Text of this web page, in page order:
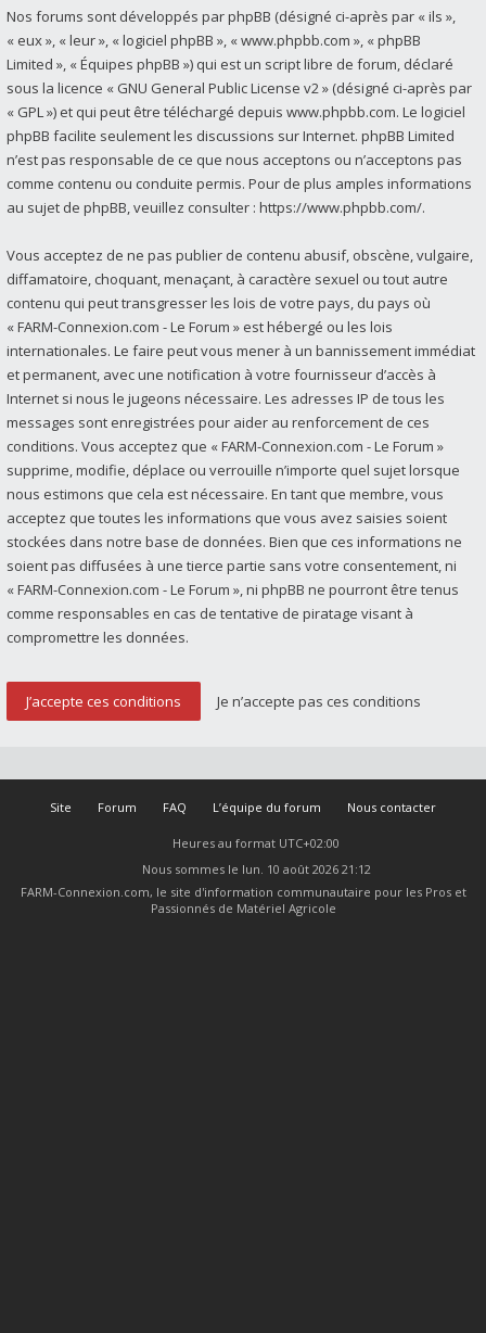
Nos forums sont développés par phpBB (désigné ci-après par « ils »,
« eux », « leur », « logiciel phpBB », « www.phpbb.com », « phpBB
Limited », « Équipes phpBB ») qui est un script libre de forum, déclaré
sous la licence « GNU General Public License v2» (désigné ci-après par
« GPL ») et qui peut être téléchargé depuis www.phpbb.com. Le logiciel
phpBB facilite seulement les discussions sur Internet. phpBB Limited
n’est pas responsable de ce que nous acceptons ou n’acceptons pas
comme contenu ou conduite permis. Pour de plus amples informations
au sujet de phpBB, veuillez consulter : https://www.phpbb.com/.
Vous acceptez de ne pas publier de contenu abusif, obscène, vulgaire,
diffamatoire, choquant, menaçant, à caractère sexuel ou tout autre
contenu qui peut transgresser les lois de votre pays, du pays où
« FARM-Connexion.com - Le Forum » est hébergé ou les lois
internationales. Le faire peut vous mener à un bannissement immédiat
et permanent, avec une notification à votre fournisseur d’accès à
Internet si nous le jugeons nécessaire. Les adresses IP de tous les
messages sont enregistrées pour aider au renforcement de ces
conditions. Vous acceptez que « FARM-Connexion.com - Le Forum »
supprime, modifie, déplace ou verrouille n’importe quel sujet lorsque
nous estimons que cela est nécessaire. En tant que membre, vous
acceptez que toutes les informations que vous avez saisies soient
stockées dans notre base de données. Bien que ces informations ne
soient pas diffusées à une tierce partie sans votre consentement, ni
« FARM-Connexion.com - Le Forum », ni phpBB ne pourront être tenus
comme responsables en cas de tentative de piratage visant à
compromettre les données.
Site Forum FAQ L’équipe du forum Nous contacter
Heures au format UTC+02:00
Nous sommes le lun. 10 août 2026 21:12
FARM-Connexion.com, le site d'information communautaire pour les Pros et
Passionnés de Matériel Agricole